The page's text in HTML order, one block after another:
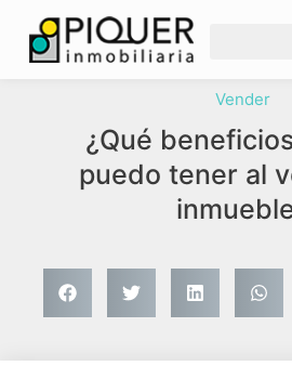
Vender
¿Qué
puedo tener al